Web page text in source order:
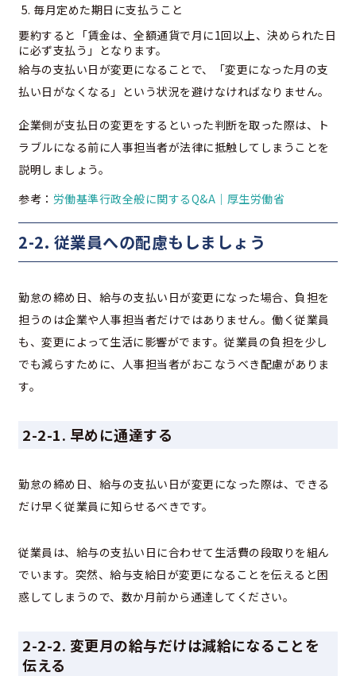
毎月定めた期日に支払うこと
要約すると「賃金は、全額通貨で月に1回以上、決められた日
に必ず支払う」となります。
給与の支払い日が変更になることで、「変更になった月の支
払い日がなくなる」という状況を避けなければなりません。
企業側が支払日の変更をするといった判断を取った際は、ト
ラブルになる前に人事担当者が法律に抵触してしまうことを
説明しましょう。
参考： 労働基準行政全般に関するQ&A｜厚生労働省
2-2. 従業員への配慮もしましょう
勤怠の締め日、給与の支払い日が変更になった場合、負担を
担うのは企業や人事担当者だけではありません。働く従業員
も、変更によって生活に影響がでます。従業員の負担を少し
でも減らすために、人事担当者がおこなうべき配慮がありま
す。
2-2-1. 早めに通達する
勤怠の締め日、給与の支払い日が変更になった際は、できる
だけ早く従業員に知らせるべきです。
従業員は、給与の支払い日に合わせて生活費の段取りを組ん
でいます。突然、給与支給日が変更になることを伝えると困
惑してしまうので、数か月前から通達してください。
2-2-2. 変更月の給与だけは減給になることを
伝える